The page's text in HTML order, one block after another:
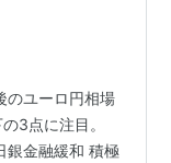
のユーロ円相場
3点に注目。
銀金融緩和 積極